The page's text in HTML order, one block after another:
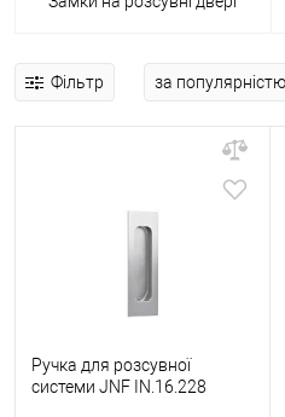
Фільтр
Ручка для розсувної
системи JNF IN.16.228